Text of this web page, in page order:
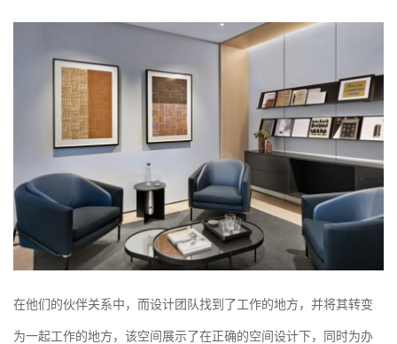
在他们的伙伴关系中，而设计团队找到了工作的地方，并将其转变
为一起工作的地方，该空间展示了在正确的空间设计下，同时为办